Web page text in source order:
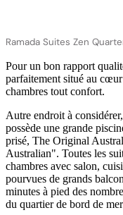
Ramada Suites Zen
Pour un bon rapport
parfaitement situé au
chambres tout confort.
Autre endroit à
possède une grande
prisé, The Original
Australian". Toutes les
chambres avec salon,
pourvues de grands
minutes à pied des
du quartier de bord de